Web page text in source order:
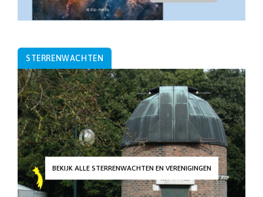
STERRENWACHTEN
BEKIJK ALLE STERRENWACHTEN EN VERENIGINGEN